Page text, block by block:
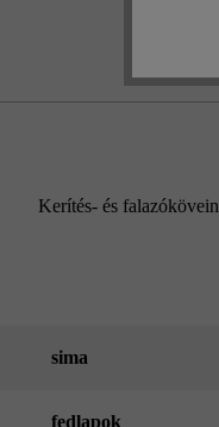
Kerítés- és
sima
fedlapok